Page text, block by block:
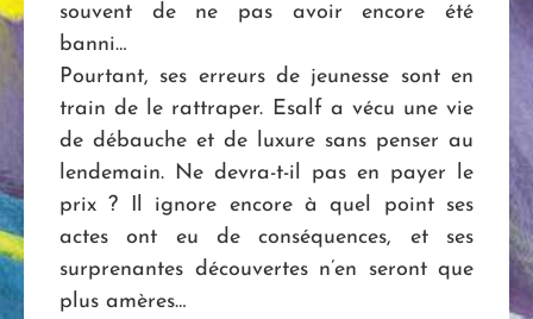
souvent de ne pas avoir encore été
banni…
Pourtant, ses erreurs de jeunesse sont en
train de le rattraper. Esalf a vécu une vie
de débauche et de luxure sans penser au
lendemain. Ne devra-t-il pas en payer le
prix ? Il ignore encore à quel point ses
actes ont eu de conséquences, et ses
surprenantes découvertes n’en seront que
plus amères…